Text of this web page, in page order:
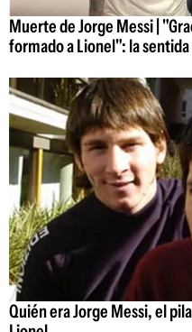
Muerte de Jorge Messi |
formado a Lionel": la
Quién era Jorge Messi, el